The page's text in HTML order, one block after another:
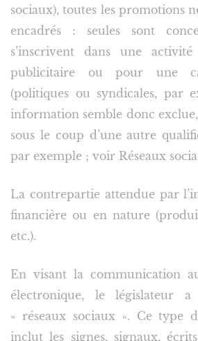
sociaux), toutes les promotions
encadrés : seules sont
s’inscrivent dans une
publicitaire ou pour une
(politiques ou syndicales, par
information semble donc
sous le coup d’une autre
par exemple ; voir Réseaux
La contrepartie attendue par
financière ou en nature
etc.).
En visant la communication
électronique, le législateur
« réseaux sociaux ». Ce type
inclut les signes, signaux,